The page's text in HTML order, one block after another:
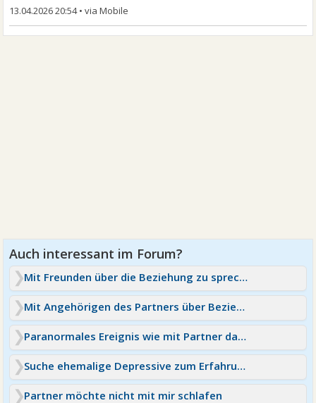
13.04.2026 20:54•
Mit Freunden über die Beziehung zu sprechen?
Mit Angehörigen des Partners über Beziehung sprechen
Paranormales Ereignis wie mit Partner darüber sprechen?
Suche ehemalige Depressive zum Erfahrungsaustausch
Partner möchte nicht mit mir schlafen